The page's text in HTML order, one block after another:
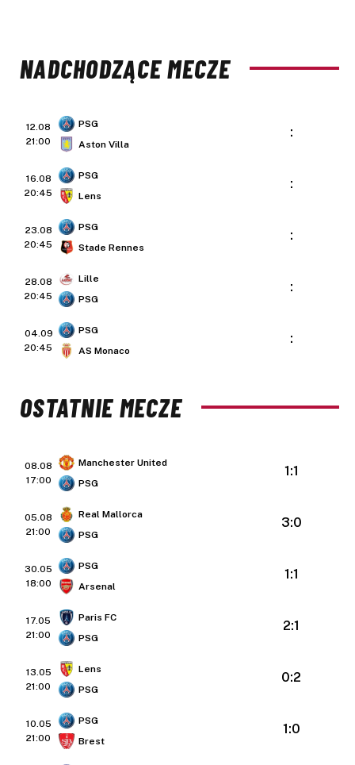
NADCHODZĄCE MECZE
12.08
21:00
PSG
Aston Villa
:
16.08
20:45
PSG
Lens
:
23.08
20:45
PSG
Stade Rennes
:
28.08
20:45
Lille
PSG
:
04.09
20:45
PSG
AS Monaco
:
OSTATNIE MECZE
08.08
17:00
Manchester United
PSG
1:1
05.08
21:00
Real Mallorca
PSG
3:0
30.05
18:00
PSG
Arsenal
1:1
17.05
21:00
Paris FC
PSG
2:1
13.05
21:00
Lens
PSG
0:2
10.05
21:00
PSG
Brest
1:0